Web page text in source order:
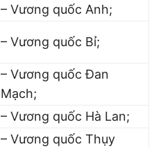
– Vương quốc Anh;
– Vương quốc Bỉ;
– Vương quốc Đan
Mạch;
– Vương quốc Hà Lan;
– Vương quốc Thụy